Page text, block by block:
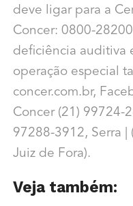
deve ligar para a
Concer: 0800-
deficiência auditiva
operação especial
concer.com.br,
Concer (21) 99724-
97288-3912, Serra
Juiz de Fora).
Veja também: